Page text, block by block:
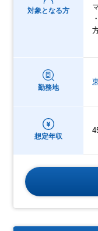
対象となる方
勤務地
想定年収